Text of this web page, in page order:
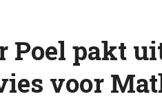
Poel pakt
voor